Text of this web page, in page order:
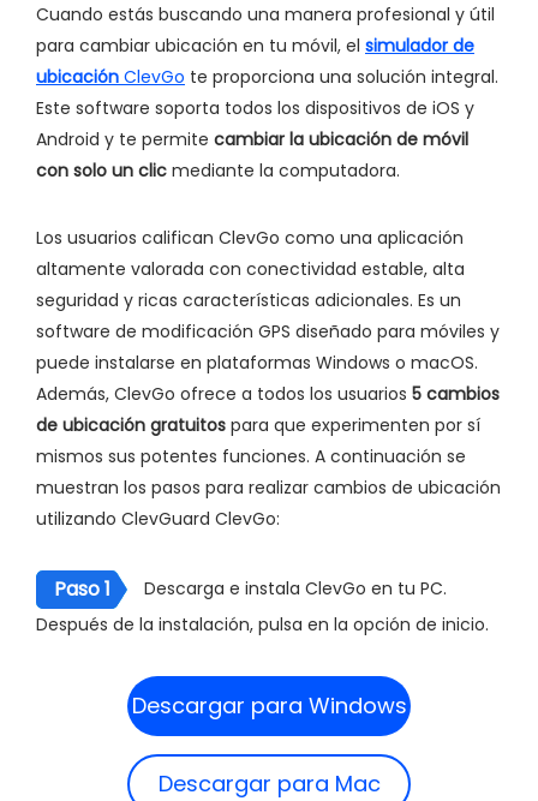
Cuando estás buscando una manera profesional y útil
para cambiar ubicación en tu móvil, el simulador de
ubicación ClevGo te proporciona una solución integral.
Este software soporta todos los dispositivos de iOS y
Android y te permite cambiar la ubicación de móvil
con solo un clic mediante la computadora.
Los usuarios califican ClevGo como una aplicación
altamente valorada con conectividad estable, alta
seguridad y ricas características adicionales. Es un
software de modificación GPS diseñado para móviles y
puede instalarse en plataformas Windows o macOS.
Además, ClevGo ofrece a todos los usuarios 5 cambios
de ubicación gratuitos para que experimenten por sí
mismos sus potentes funciones. A continuación se
muestran los pasos para realizar cambios de ubicación
utilizando ClevGuard ClevGo:
Paso 1
Descarga e instala ClevGo en tu PC.
Después de la instalación, pulsa en la opción de inicio.
Descargar para Windows
Descargar para Mac